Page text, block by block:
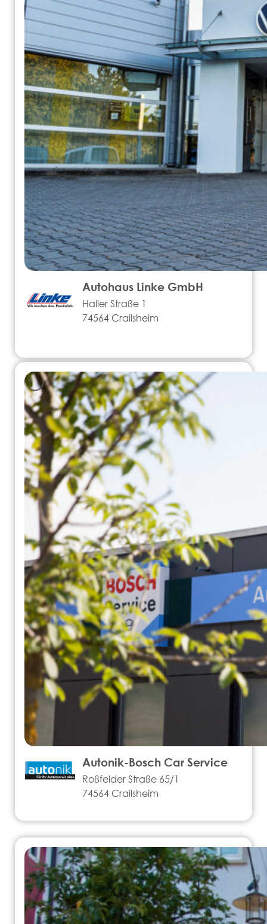
Autohaus Linke GmbH
Haller Straße 1
74564 Crailsheim
Autonik-Bosch Car Service
Roßfelder Straße 65/1
74564 Crailsheim